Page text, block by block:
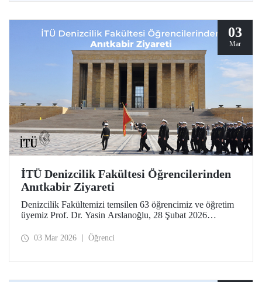
03
Mar
İTÜ Denizcilik Fakültesi Öğrencilerinden
Anıtkabir Ziyareti
Denizcilik Fakültemizi temsilen 63 öğrencimiz ve öğretim
üyemiz Prof. Dr. Yasin Arslanoğlu, 28 Şubat 2026
Mustafa Kemal Atatürk’ün mozolesine çelenk bırakılması
03 Mar 2026 Öğrenci